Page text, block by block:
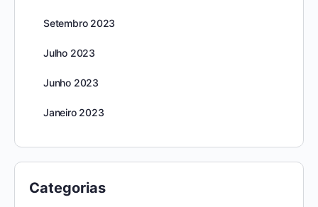
Setembro 2023
Julho 2023
Junho 2023
Janeiro 2023
Categorias